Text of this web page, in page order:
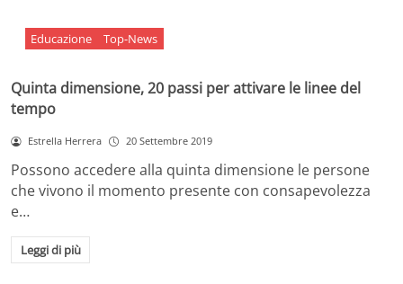
Educazione Top-News
Quinta dimensione, 20 passi per attivare le linee del
tempo
Estrella Herrera 20 Settembre 2019
Possono accedere alla quinta dimensione le persone
che vivono il momento presente con consapevolezza
e…
Leggi di più